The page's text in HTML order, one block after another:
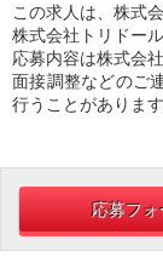
この求人は、株式
株式会社トリドー
応募内容は株式会
面接調整などのご
行うことがあります
応募フォ